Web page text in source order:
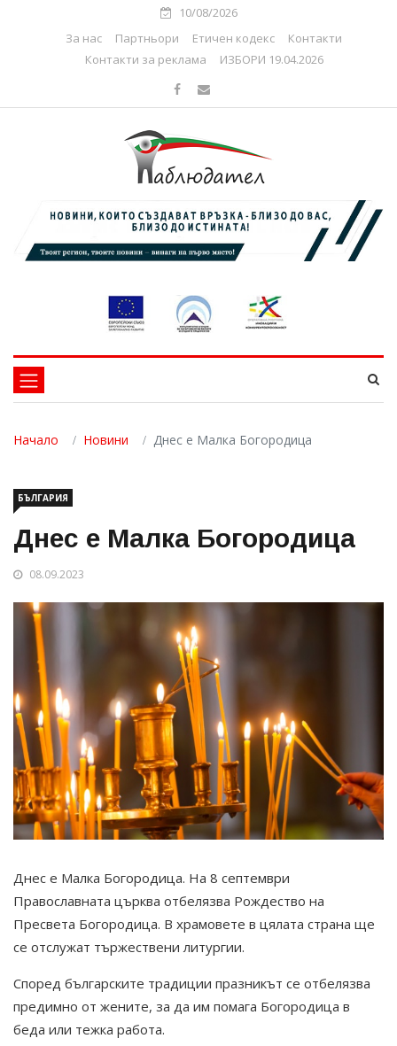
10/08/2026
За нас
Партньори Етичен кодекс
Контакти
Контакти за реклама
ИЗБОРИ 19.04.2026
Начало Новини Днес е Малка Богородица
БЪЛГАРИЯ
Днес е Малка Богородица
08.09.2023
Днес е Малка Богородица. На 8 септември
Православната църква отбелязва Рождество на
Пресвета Богородица. В храмовете в цялата страна ще
се отслужат тържествени литургии.
Според българските традиции празникът се отбелязва
предимно от жените, за да им помага Богородица в
беда или тежка работа.